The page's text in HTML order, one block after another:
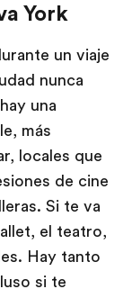
York
un viaje
nunca
una
más
locales que
de cine
Si te va
el teatro,
Hay tanto
si te